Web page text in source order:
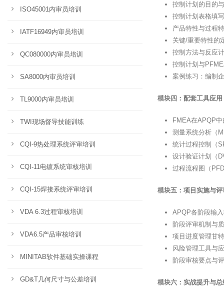
控制计划的目的
控制计划表格填
产品特性与过程
关键/重要特性的
控制方法与反应
控制计划与
案例练习：编制
模块四：配套工具应
FMEA在APQP
测量系统分析（
统计过程控制（
设计验证计划（
过程流程图（
模块五：项目实施与
APQP各阶段输
阶段评审机制与
项目进度管理甘
风险管理工具与
阶段审核要点与
模块六：实战提升与
ISO45001内审员培训
IATF16949内审员培训
QC080000内审员培训
SA8000内审员培训
TL9000内审员培训
TWI现场督导技能训练
CQI-9热处理系统评审培训
CQI-11电镀系统审核培训
CQI-15焊接系统评审培训
VDA 6.3过程审核培训
VDA6.5产品审核培训
MINITAB软件基础实操课程
GD&T几何尺寸与公差培训